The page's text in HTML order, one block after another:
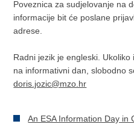
Poveznica za sudjelovanje na
informacije bit će poslane
adrese.
Radni jezik je engleski.
na informativni dan, slobodno
doris.jozic@mzo.hr
An ESA Information Day in